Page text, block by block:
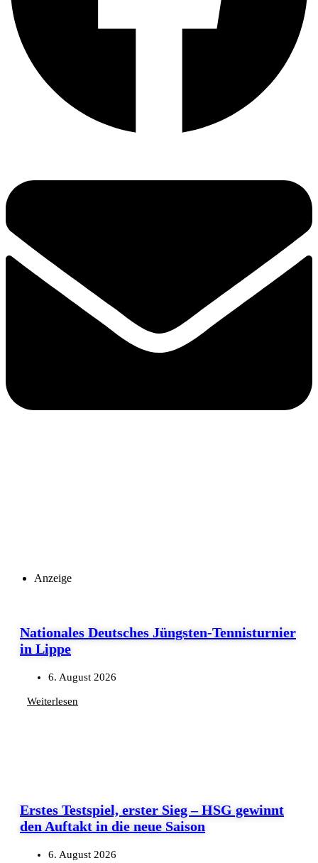
Anzeige
Nationales Deutsches Jüngsten-Tennisturnier
in Lippe
6. August 2026
Weiterlesen
Erstes Testspiel, erster Sieg – HSG gewinnt
den Auftakt in die neue Saison
6. August 2026